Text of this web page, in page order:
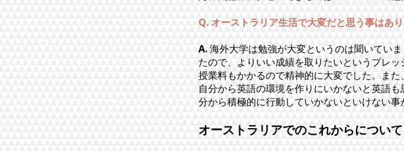
Q. オーストラリア生活で大変だと思う事はあ
A.海外大学は勉強が大変というのは聞いてい
たので、よりいい成績を取りたいというプレ
授業料もかかるので精神的に大変でした。ま
自分から英語の環境を作りにいかないと英語
分から積極的に行動していかないといけない
オーストラリアでのこれからについて